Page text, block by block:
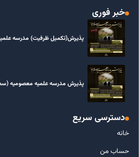
خبر فوری
پذیرش(تکمیل ظرفیت) مدرسه
پذیرش مدرسه علمیه معصومیه‌
دسترسی سریع
خانه
حساب من